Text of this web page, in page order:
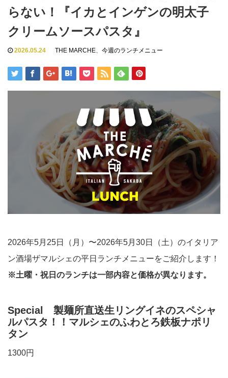
らない！『イカとインゲンの明太子
クリームソースパスタ』
2026.05.24 THE MARCHE、 今週のランチメニュー
2026年5月25日（月）〜2026年5月30日（土）のイタリア
ン酒場ザマルシェの平日ランチメニューをご紹介します！
※土曜・祝日のランチは一部内容と価格が異なります。
Special 製麺所直送生リングイネのスペシャ
ルパスタ！！マルシェのふわとろ鉄板ナポリ
タン
1300円